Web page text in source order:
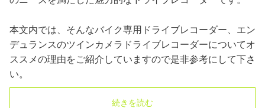
本文内では、そんなバイク専用ドライブレコーダー、エン
デュランスのツインカメラドライブレコーダーについてオ
ススメの理由をご紹介していますので是非参考にして下さ
い。
続きを読む